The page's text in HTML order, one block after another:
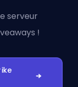
serveur
!